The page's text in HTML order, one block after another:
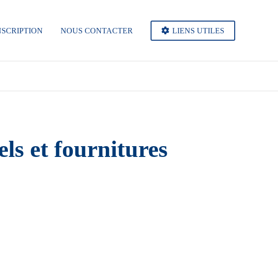
NOUS CONTACTER LIENS UTILES
et fournitures